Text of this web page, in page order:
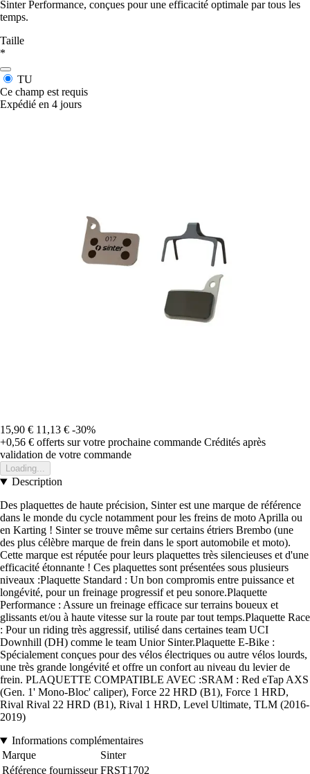
Sinter Performance, conçues pour une efficacité optimale par tous les
temps.
Taille
*
TU
Ce champ est requis
Expédié en 4 jours
15,90 € 11,13 € -30%
+0,56 € offerts sur votre prochaine commande Crédités après
validation de votre commande
Loading...
Description
Des plaquettes de haute précision, Sinter est une marque de référence
dans le monde du cycle notamment pour les freins de moto Aprilla ou
en Karting ! Sinter se trouve même sur certains étriers Brembo (une
des plus célèbre marque de frein dans le sport automobile et moto).
Cette marque est réputée pour leurs plaquettes très silencieuses et d'une
efficacité étonnante ! Ces plaquettes sont présentées sous plusieurs
niveaux :Plaquette Standard : Un bon compromis entre puissance et
longévité, pour un freinage progressif et peu sonore.Plaquette
Performance : Assure un freinage efficace sur terrains boueux et
glissants et/ou à haute vitesse sur la route par tout temps.Plaquette Race
: Pour un riding très aggressif, utilisé dans certaines team UCI
Downhill (DH) comme le team Unior Sinter.Plaquette E-Bike :
Spécialement conçues pour des vélos électriques ou autre vélos lourds,
une très grande longévité et offre un confort au niveau du levier de
frein. PLAQUETTE COMPATIBLE AVEC :SRAM : Red eTap AXS
(Gen. 1' Mono-Bloc' caliper), Force 22 HRD (B1), Force 1 HRD,
Rival Rival 22 HRD (B1), Rival 1 HRD, Level Ultimate, TLM (2016-
2019)
Informations complémentaires
Marque
Sinter
Référence fournisseur FRST1702